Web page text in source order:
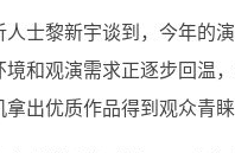
人士黎新宇谈到，今年的
境和观演需求正逐步回温
出优质作品得到观众青